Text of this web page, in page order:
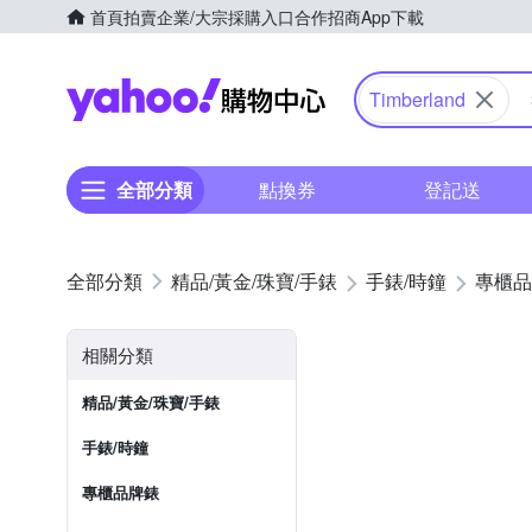
首頁拍賣企業/大宗採購入口合作招商App下載
Yahoo購物中心
Timberland
全部分類 點換券 登記送
精品/黃金/珠寶/手錶 手錶/時鐘 專櫃
相關分類
精品/黃金/珠寶/手錶
手錶/時鐘
專櫃品牌錶